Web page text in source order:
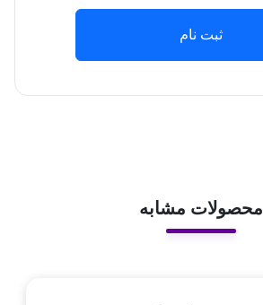
ثبت نام
محصولات مشابه